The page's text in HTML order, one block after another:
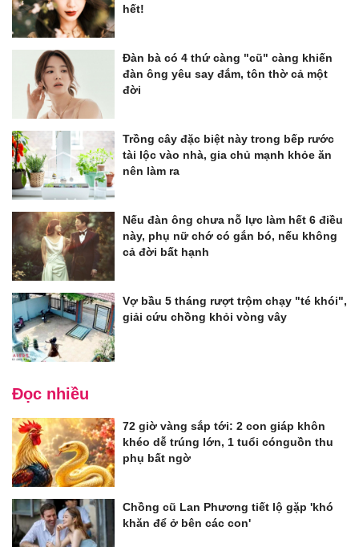
hết!
Đàn bà có 4 thứ càng "cũ" càng khiến
đàn ông yêu say đắm, tôn thờ cả một
đời
Trồng cây đặc biệt này trong bếp rước
tài lộc vào nhà, gia chủ mạnh khỏe ăn
nên làm ra
Nếu đàn ông chưa nỗ lực làm hết 6 điều
này, phụ nữ chớ có gắn bó, nếu không
cả đời bất hạnh
Vợ bầu 5 tháng rượt trộm chạy "té khói",
giải cứu chồng khỏi vòng vây
Đọc nhiều
72 giờ vàng sắp tới: 2 con giáp khôn
khéo dễ trúng lớn, 1 tuổi cónguồn thu
phụ bất ngờ
Chồng cũ Lan Phương tiết lộ gặp 'khó
khăn để ở bên các con'